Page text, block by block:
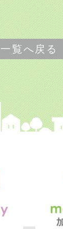
一覧へ戻る